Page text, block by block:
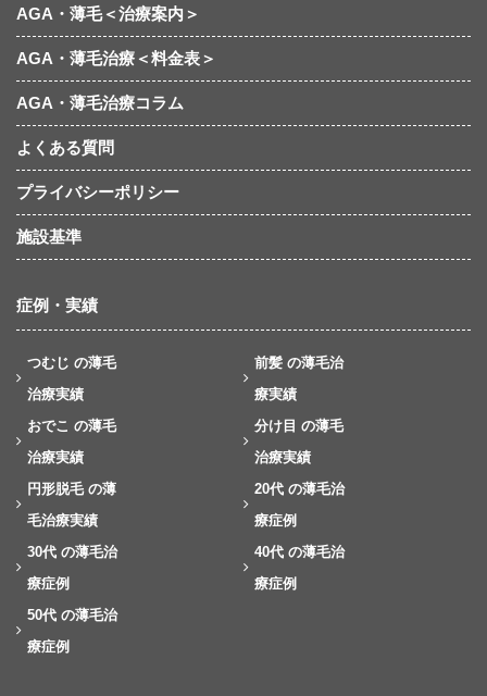
AGA・薄毛＜治療案内＞
AGA・薄毛治療＜料金表＞
AGA・薄毛治療コラム
よくある質問
プライバシーポリシー
施設基準
症例・実績
つむじ の薄毛
治療実績
前髪 の薄毛治
療実績
おでこ の薄毛
治療実績
分け目 の薄毛
治療実績
円形脱毛 の薄
毛治療実績
20代 の薄毛治
療症例
30代 の薄毛治
療症例
40代 の薄毛治
療症例
50代 の薄毛治
療症例